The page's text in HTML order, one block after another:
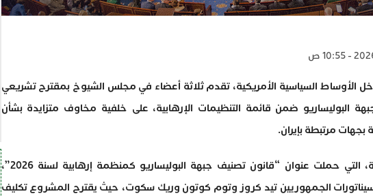
الأوساط السياسية الأمريكية، تقدم ثلاثة أعضاء في مجلس الشيوخ بمقترح تشريعي
البوليساريو ضمن قائمة التنظيمات الإرهابية، على خلفية مخاوف متزايدة بشأن
بجهات مرتبطة بإيران.
المبادرة التشريعية، التي حملت عنوان “قانون تصنيف جبهة البوليساريو كمنظمة إرهابية لسنة 2026”،
الجمهوريين تيد كروز وتوم كوتون وريك سكوت، حيث يقترح المشروع تكليف